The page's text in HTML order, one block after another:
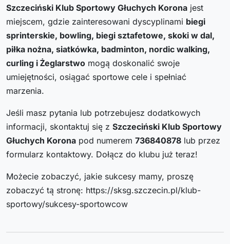
Szczeciński Klub Sportowy Głuchych Korona jest
miejscem, gdzie zainteresowani dyscyplinami biegi
sprinterskie, bowling, biegi sztafetowe, skoki w dal,
piłka nożna, siatkówka, badminton, nordic walking,
curling i Żeglarstwo mogą doskonalić swoje
umiejętności, osiągać sportowe cele i spełniać
marzenia.
Jeśli masz pytania lub potrzebujesz dodatkowych
informacji, skontaktuj się z Szczeciński Klub Sportowy
Głuchych Korona pod numerem 736840878 lub przez
formularz kontaktowy. Dołącz do klubu już teraz!
Możecie zobaczyć, jakie sukcesy mamy, proszę
zobaczyć tą stronę: https://sksg.szczecin.pl/klub-
sportowy/sukcesy-sportowcow